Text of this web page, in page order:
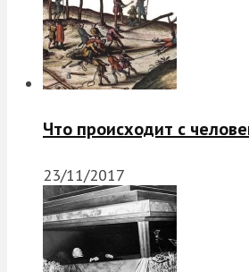
Что происходит с
23/11/2017